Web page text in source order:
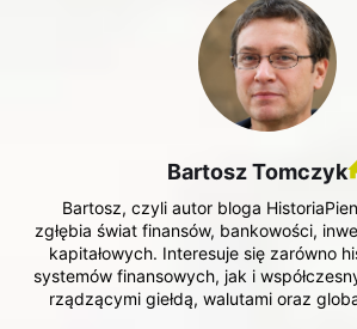
Bartosz Tomczyk
Bartosz, czyli autor bloga
zgłębia świat finansów, bankowości,
kapitałowych. Interesuje się zarówno
systemów finansowych, jak i
rządzącymi giełdą, walutami oraz